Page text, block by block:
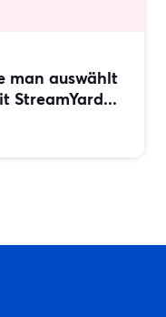
man auswählt
StreamYard...